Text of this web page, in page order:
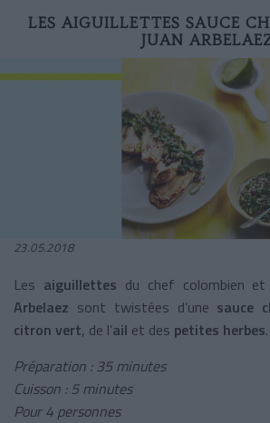
LES AIGUILLETTES SAUCE
JUAN
23.05.2018
Les aiguillettes du chef colombien
Arbelaez sont twistées d’une sauce
citron vert, de l’ail et des petites herbes
Préparation : 35 minutes
Cuisson : 5 minutes
Pour 4 personnes